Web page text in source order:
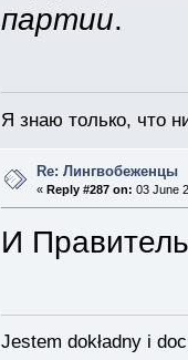
партии.
Я знаю только, что
Re: Лингвобеженцы
«Reply #287 on: 03 June
И
Jestem dokładny i